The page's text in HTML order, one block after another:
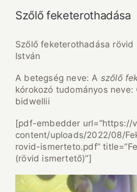
Szőlő feketerothadása
Szőlő feketerothadása
István
A betegség neve: A szőlő
kórokozó tudományos neve:
bidwellii
[pdf-embedder url=”https://
content/uploads/2022/08/
rovid-ismerteto.pdf”
(rövid ismertető)”]